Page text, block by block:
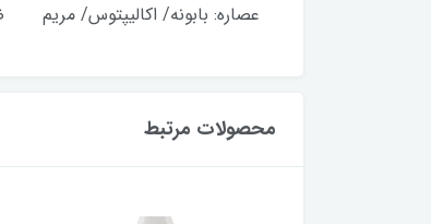
عصاره: بابونه/
محصولات مرتبط